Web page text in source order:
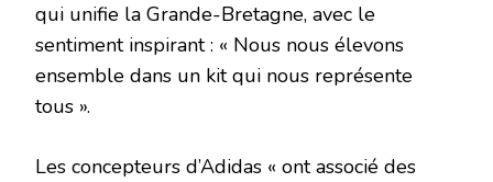
qui unifie la Grande-Bretagne, avec le
sentiment inspirant : « Nous nous élevons
ensemble dans un kit qui nous représente
tous ».
Les concepteurs d’Adidas « ont associé des